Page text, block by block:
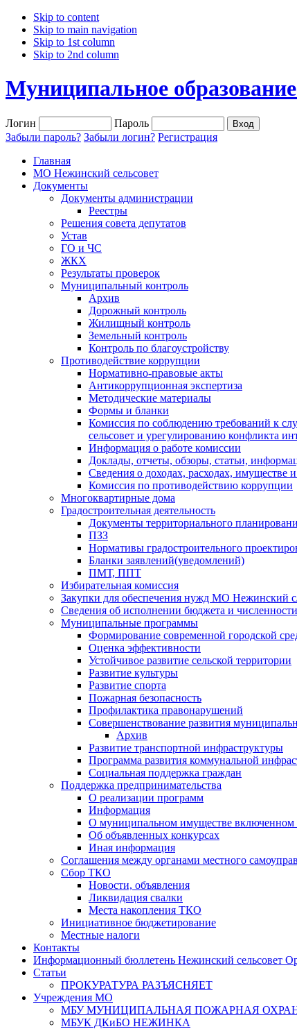
Skip to content
Skip to main navigation
Skip to 1st column
Skip to 2nd column
Муниципальное
Логин
Пароль
Забыли пароль? Забыли логин? Регистрация
Главная
МО Нежинский сельсовет
Документы
Документы администрации
Реестры
Решения совета депутатов
Устав
ГО и ЧС
ЖКХ
Результаты проверок
Муниципальный контроль
Архив
Дорожный контроль
Жилищный контроль
Земельный контроль
Контроль по благоустройству
Противодействие коррупции
Нормативно-правовые акты
Антикоррупционная экспертиза
Методические материалы
Формы и бланки
Комиссия по соблюдению требований к
сельсовет и урегулированию конфликта
Информация о работе комиссии
Доклады, отчеты, обзоры, статьи,
Сведения о доходах, расходах, имуществе
Комиссия по противодействию коррупции
Многоквартирные дома
Градостроительная деятельность
Документы территориального
ПЗЗ
Нормативы градостроительного
Бланки заявлений(уведомлений)
ПМТ, ППТ
Избирательная комиссия
Закупки для обеспечения нужд МО Нежинский
Сведения об исполнении бюджета и
Муниципальные программы
Формирование современной городской
Оценка эффективности
Устойчивое развитие сельской территории
Развитие культуры
Развитие спорта
Пожарная безопасность
Профилактика правонарушений
Совершенствование развития
Архив
Развитие транспортной инфраструктуры
Программа развития коммунальной
Социальная поддержка граждан
Поддержка предпринимательства
О реализации программ
Информация
О муниципальном имуществе включенном
Об объявленных конкурсах
Иная информация
Соглашения между органами местного
Сбор ТКО
Новости, объявления
Ликвидация свалки
Места накопления ТКО
Инициативное бюджетирование
Местные налоги
Контакты
Информационный бюллетень Нежинский сельсовет
Статьи
ПРОКУРАТУРА РАЗЪЯСНЯЕТ
Учреждения МО
МБУ МУНИЦИПАЛЬНАЯ ПОЖАРНАЯ
МБУК ДКиБО НЕЖИНКА